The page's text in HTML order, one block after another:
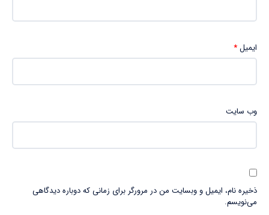
ایمیل*
وب‌ سایت
ذخیره نام، ایمیل و وبسایت من در مرورگر برای زمانی که دوباره دیدگاهی
می‌نویسم.